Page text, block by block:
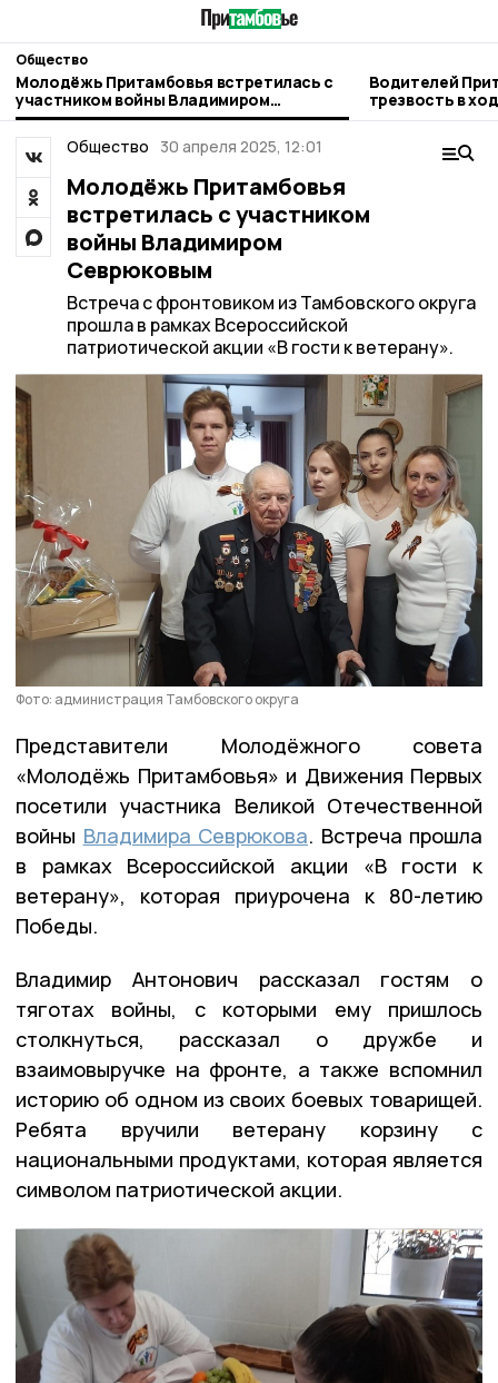
Общество
Молодёжь Притамбовья встретилась с
участником войны Владимиром
Севрюковым
Водителей
трезвость в
рейда
Общество
30 апреля 2025, 12:01
Молодёжь Притамбовья
встретилась с участником
войны Владимиром
Севрюковым
Встреча с фронтовиком из Тамбовского округа
прошла в рамках Всероссийской
патриотической акции «В гости к ветерану».
Фото: администрация Тамбовского округа
Представители Молодёжного совета
«Молодёжь Притамбовья» и Движения Первых
посетили участника Великой Отечественной
войны Владимира Севрюкова. Встреча прошла
в рамках Всероссийской акции «В гости к
ветерану», которая приурочена к 80-летию
Победы.
Владимир Антонович рассказал гостям о
тяготах войны, с которыми ему пришлось
столкнуться, рассказал о дружбе и
взаимовыручке на фронте, а также вспомнил
историю об одном из своих боевых товарищей.
Ребята вручили ветерану корзину с
национальными продуктами, которая является
символом патриотической акции.